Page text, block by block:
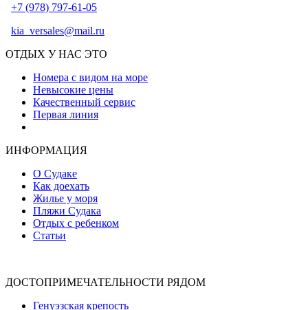
+7 (978) 797-61-05
kia_versales@mail.ru
ОТДЫХ У НАС ЭТО
Номера с видом на море
Невысокие цены
Качественный сервис
Первая линия
ИНФОРМАЦИЯ
О Судаке
Как доехать
Жилье у моря
Пляжи Судака
Отдых с ребенком
Статьи
ДОСТОПРИМЕЧАТЕЛЬНОСТИ РЯДОМ
Генуэзская крепость